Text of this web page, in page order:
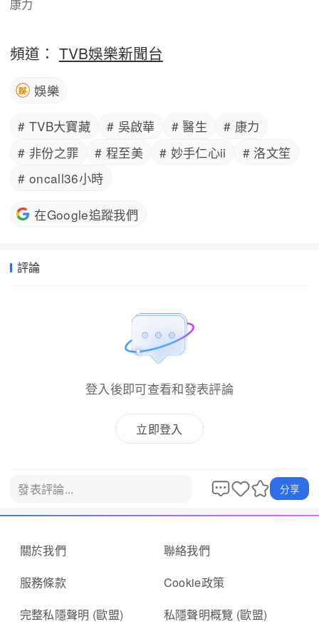
康力
頻道： TVB娛樂新聞台
娛樂
# TVB大寶藏 # 吳啟華 # 醫生
# 康力
# 非份之罪
# 程至美 # 妙手仁心ii
# 洛文笙
# oncall36小時
在Google追蹤我們
評論
登入後即可查看和發表評論
立即登入
發表評論... 分享
關於我們
服務條款
完整私隱聲明 (歐盟)
聯絡我們
Cookie政策
私隱聲明概覽 (歐盟)